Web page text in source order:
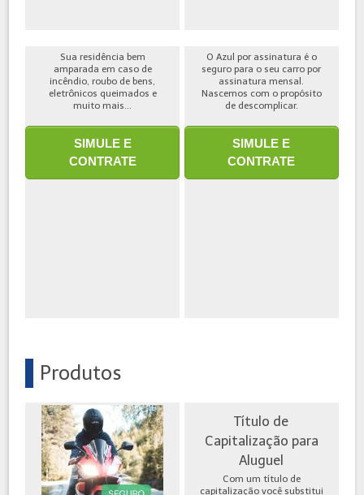
Sua residência bem
amparada em caso de
incêndio, roubo de bens,
eletrônicos queimados e
muito mais...
SIMULE E
CONTRATE
O Azul por assinatura é o
seguro para o seu carro por
assinatura mensal.
Nascemos com o propósito
de descomplicar.
SIMULE E
CONTRATE
Produtos
Título de
Capitalização para
Aluguel
Com um título de
capitalização você substitui